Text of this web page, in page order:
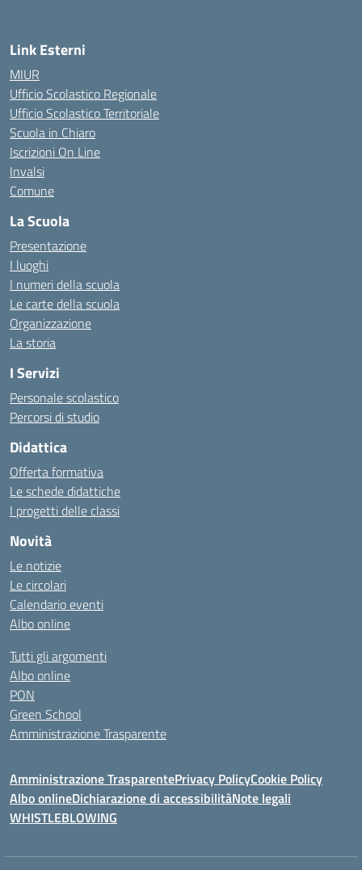
Link Esterni
MIUR
Ufficio Scolastico Regionale
Ufficio Scolastico Territoriale
Scuola in Chiaro
Iscrizioni On Line
Invalsi
Comune
La Scuola
Presentazione
I luoghi
I numeri della scuola
Le carte della scuola
Organizzazione
La storia
I Servizi
Personale scolastico
Percorsi di studio
Didattica
Offerta formativa
Le schede didattiche
I progetti delle classi
Novità
Le notizie
Le circolari
Calendario eventi
Albo online
Tutti gli argomenti
Albo online
PON
Green School
Amministrazione Trasparente
Amministrazione TrasparentePrivacy PolicyCookie Policy
Albo onlineDichiarazione di accessibilitàNote legali
WHISTLEBLOWING